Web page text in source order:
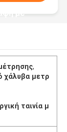
με
,
χάλυβα μετρ
ταινία μ